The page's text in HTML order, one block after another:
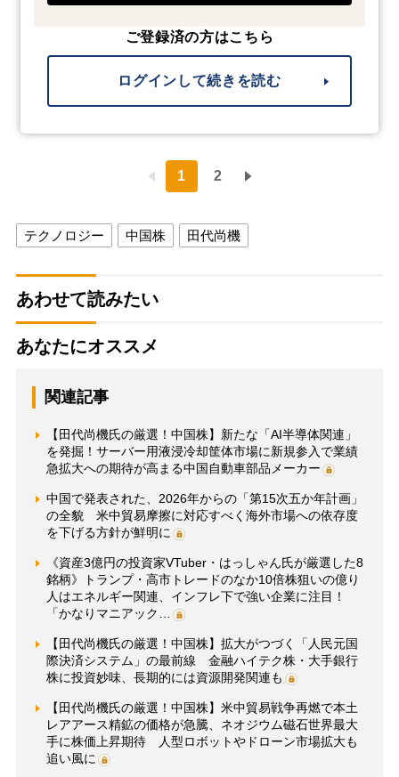
ご登録済の方はこちら
ログインして続きを読む
1 2
テクノロジー 中国株 田代尚機
あわせて読みたい
あなたにオススメ
関連記事
【田代尚機氏の厳選！中国株】新たな「AI半導体関連」
を発掘！サーバー用液浸冷却筐体市場に新規参入で業績
急拡大への期待が高まる中国自動車部品メーカー
中国で発表された、2026年からの「第15次五か年計画」
の全貌 米中貿易摩擦に対応すべく海外市場への依存度
を下げる方針が鮮明に
《資産3億円の投資家VTuber・はっしゃん氏が厳選した8
銘柄》トランプ・高市トレードのなか10倍株狙いの億り
人はエネルギー関連、インフレ下で強い企業に注目！
「かなりマニアック…
【田代尚機氏の厳選！中国株】拡大がつづく「人民元国
際決済システム」の最前線 金融ハイテク株・大手銀行
株に投資妙味、長期的には資源開発関連も
【田代尚機氏の厳選！中国株】米中貿易戦争再燃で本土
レアアース精鉱の価格が急騰、ネオジウム磁石世界最大
手に株価上昇期待 人型ロボットやドローン市場拡大も
追い風に